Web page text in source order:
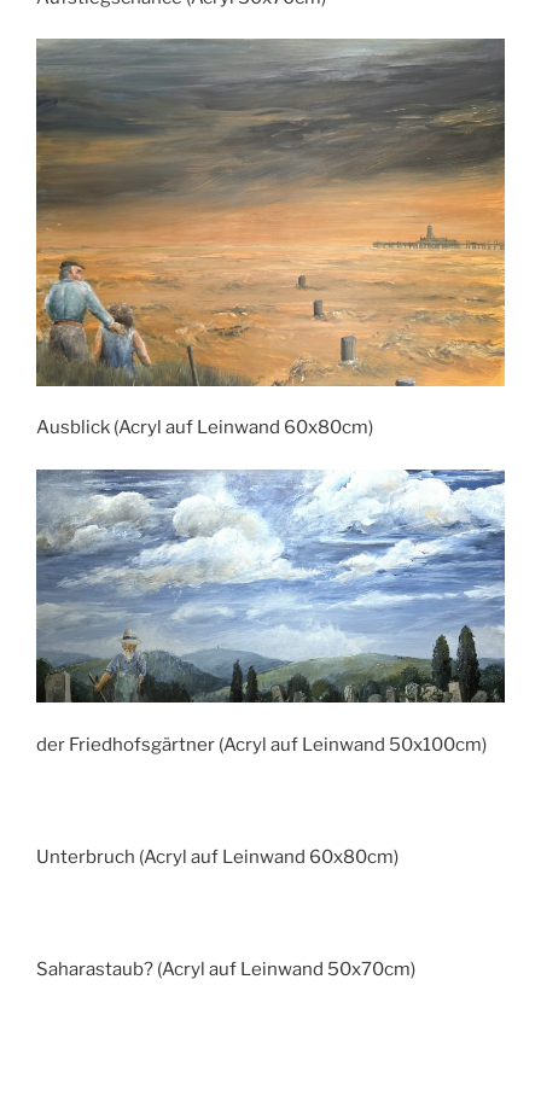
Ausblick (Acryl auf Leinwand 60x80cm)
der Friedhofsgärtner (Acryl auf Leinwand 50x100cm)
Unterbruch (Acryl auf Leinwand 60x80cm)
Saharastaub? (Acryl auf Leinwand 50x70cm)